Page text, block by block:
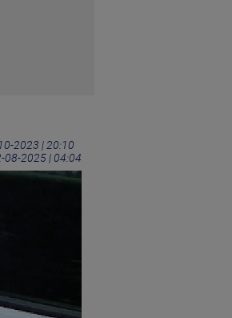
2023 | 20:10
08-2025 | 04:04